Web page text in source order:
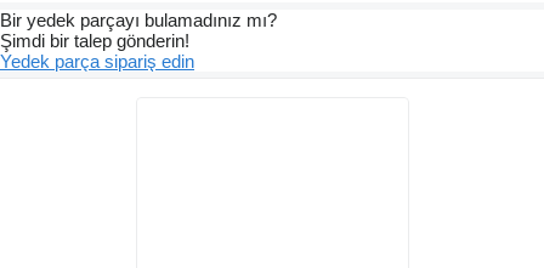
Bir yedek parçayı bulamadınız mı?
Şimdi bir talep gönderin!
Yedek parça sipariş edin